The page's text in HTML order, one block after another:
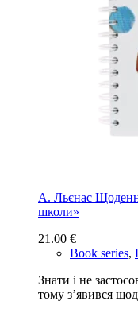
А. Льєнас
школи»
21.00 €
Book series,
Знати і не
тому з’явився